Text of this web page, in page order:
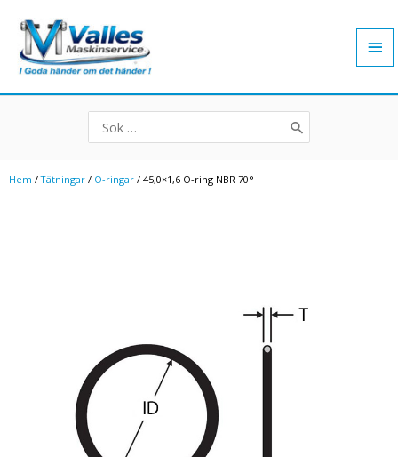
innehåll
Search
for:
Hem /Tätningar / O-ringar / 45,0×1,6 O-ring NBR 70°